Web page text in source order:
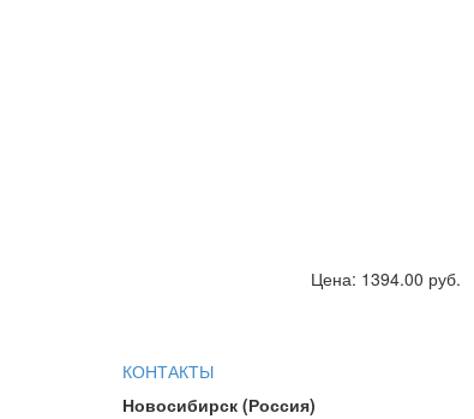
Цена: 1394.00 руб.
КОНТАКТЫ
Новосибирск (Россия)